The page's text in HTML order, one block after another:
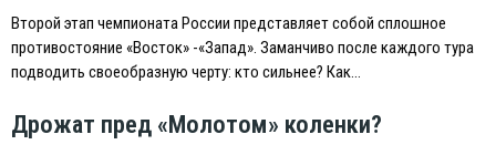
Второй этап чемпионата России представляет собой сплошное
противостояние «Восток» -«Запад». Заманчиво после каждого тура
подводить своеобразную черту: кто сильнее? Как…
Дрожат пред «Молотом» коленки?